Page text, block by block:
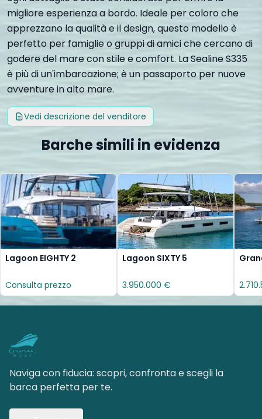
migliore esperienza a bordo. Ideale per coloro che
apprezzano la qualità e il design, questo modello è
perfetto per famiglie o gruppi di amici che cercano di
godere del mare con stile e comfort. La Sealine S335
è più di un'imbarcazione; è un passaporto per nuove
avventure in alto mare.
Vedi descrizione del venditore
Barche simili in evidenza
Lagoon EIGHTY 2
Consulta prezzo
Lagoon SIXTY 5
3.950.000 €
Naviga con fiducia: scopri, confronta e scegli la
barca perfetta per te.